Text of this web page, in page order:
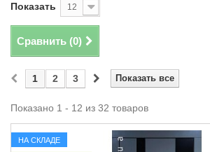
Показать 12
Сравнить (0)
Показать все
1 2 3
Показано 1 - 12 из 32 товаров
НА СКЛАДЕ